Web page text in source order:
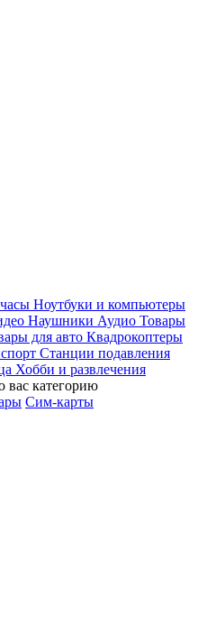
Ноутбуки и компьютеры
Наушники Аудио Товары
для авто Квадрокоптеры
Станции подавления
Хобби и развлечения
категорию
Сим-карты